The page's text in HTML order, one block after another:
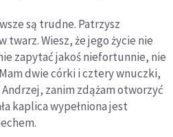
są trudne. Patrzysz
twarz. Wiesz, że jego życie nie
zapytać jakoś niefortunnie, nie
dwie córki i cztery wnuczki,
zanim zdążam otworzyć
kaplica wypełniona jest